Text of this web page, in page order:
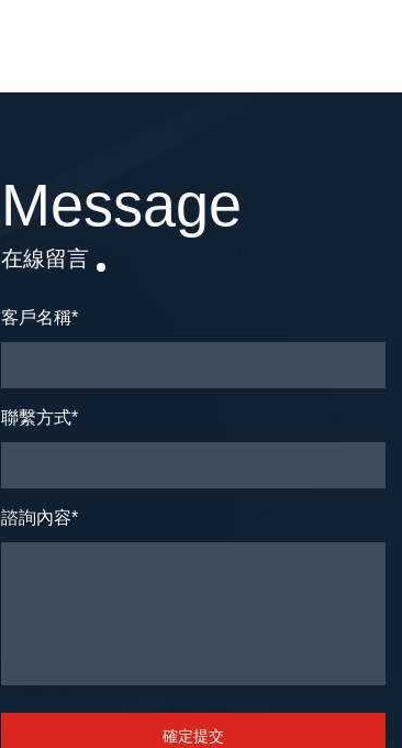
Message
在線留言
客戶名稱*
聯繫方式*
諮詢內容*
確定提交